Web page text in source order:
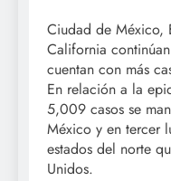
Ciudad de México,
California
cuentan con más
En relación a la
5,009 casos se
México y en tercer
estados del norte
Unidos.